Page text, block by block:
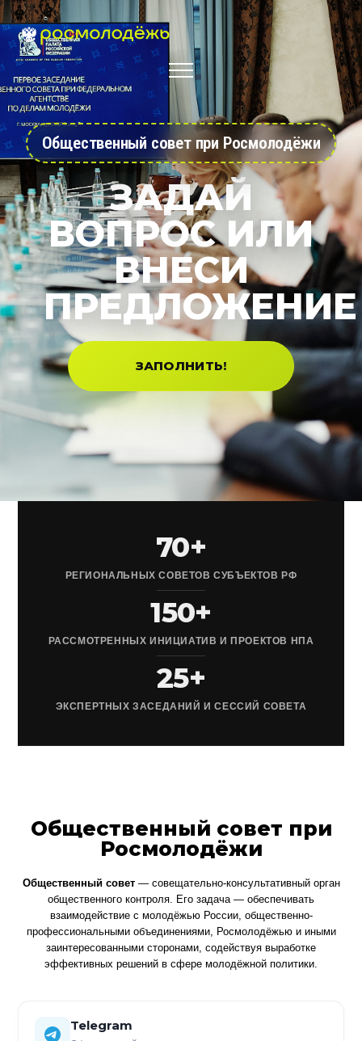
Общественный совет при Росмолодёжи
ЗАДАЙ
ВОПРОС ИЛИ
ВНЕСИ
ПРЕДЛОЖЕНИЕ
ЗАПОЛНИТЬ!
70+
РЕГИОНАЛЬНЫХ СОВЕТОВ СУБЪЕКТОВ РФ
150+
РАССМОТРЕННЫХ ИНИЦИАТИВ И ПРОЕКТОВ НПА
25+
ЭКСПЕРТНЫХ ЗАСЕДАНИЙ И СЕССИЙ СОВЕТА
Общественный совет при
Росмолодёжи
Общественный совет— совещательно-консультативный орган
общественного контроля. Его задача — обеспечивать
взаимодействие с молодёжью России, общественно-
профессиональными объединениями, Росмолодёжью и иными
заинтересованными сторонами, содействуя выработке
эффективных решений в сфере молодёжной политики.
Telegram